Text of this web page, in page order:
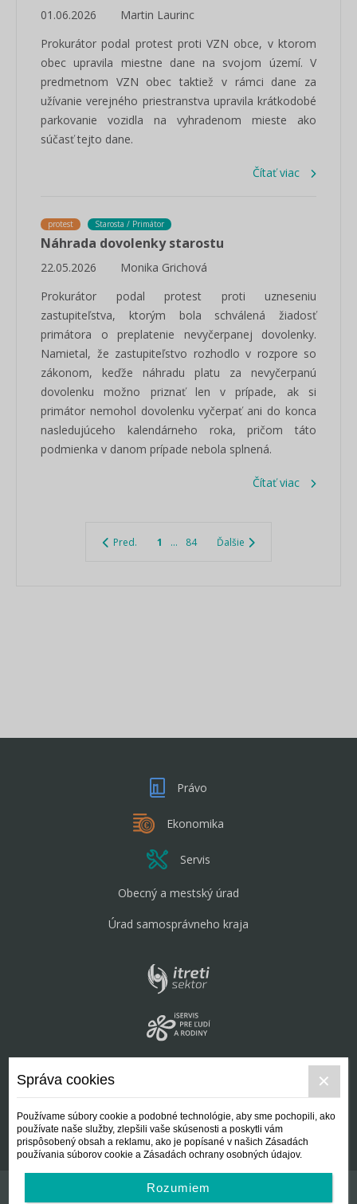
01.06.2026
Martin Laurinc
Prokurátor podal protest proti VZN obce, v ktorom
obec upravila miestne dane na svojom území. V
predmetnom VZN obec taktiež v rámci dane za
užívanie verejného priestranstva upravila krátkodobé
parkovanie vozidla na vyhradenom mieste ako
súčasť tejto dane.
Čítať viac
protest Starosta / Primátor
Náhrada dovolenky starostu
22.05.2026
Monika Grichová
Prokurátor podal protest proti uzneseniu
zastupiteľstva, ktorým bola schválená žiadosť
primátora o preplatenie nevyčerpanej dovolenky.
Namietal, že zastupiteľstvo rozhodlo v rozpore so
zákonom, keďže náhradu platu za nevyčerpanú
dovolenku možno priznať len v prípade, ak si
primátor nemohol dovolenku vyčerpať ani do konca
nasledujúceho kalendárneho roka, pričom táto
podmienka v danom prípade nebola splnená.
Čítať viac
Pred. 1 ... 84 Ďalšie
Právo
Ekonomika
Servis
Obecný a mestský úrad
Úrad samosprávneho kraja
Kontakt
Správa cookies
Používame súbory cookie a podobné technológie, aby sme pochopili, ako
používate naše služby, zlepšili vaše skúsenosti a poskytli vám
prispôsobený obsah a reklamu, ako je popísané v našich Zásadách
používania súborov cookie a Zásadách ochrany osobných údajov.
Rozumiem